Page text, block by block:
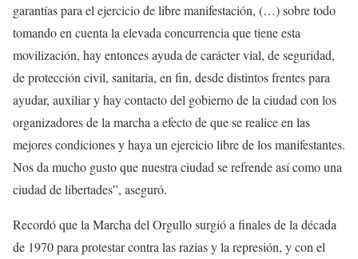
garantías para el ejercicio de libre manifestación, (…) sobre todo
tomando en cuenta la elevada concurrencia que tiene esta
movilización, hay entonces ayuda de carácter vial, de seguridad,
de protección civil, sanitaria, en fin, desde distintos frentes para
ayudar, auxiliar y hay contacto del gobierno de la ciudad con los
organizadores de la marcha a efecto de que se realice en las
mejores condiciones y haya un ejercicio libre de los manifestantes.
Nos da mucho gusto que nuestra ciudad se refrende así como una
ciudad de libertades”, aseguró.
Recordó que la Marcha del Orgullo surgió a finales de la década
de 1970 para protestar contra las razias y la represión, y con el